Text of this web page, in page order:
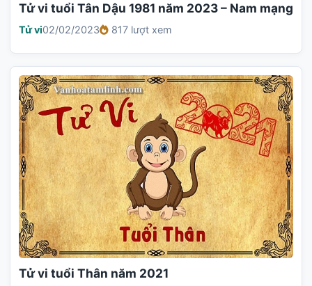
Tử vi tuổi Tân Dậu 1981 năm 2023 – Nam mạng
Tử vi02/02/2023 817 lượt xem
Tử vi tuổi Thân năm 2021